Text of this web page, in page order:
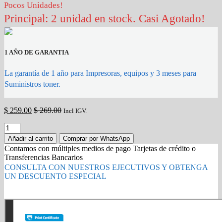
Pocos Unidades!
Principal: 2 unidad en stock. Casi Agotado!
1 AÑO DE GARANTIA
La garantía de 1 año para Impresoras, equipos y 3 meses para
Suministros toner.
$ 259.00 $269.00 Incl IGV.
tambor
xerox
013R00686
para
altalink
B8100
/
/
Añadir al carrito Comprar por WhatsApp
Contamos con múltiples medios de pago Tarjetas de crédito o
Transferencias Bancarios
CONSULTA CON NUESTROS EJECUTIVOS Y OBTENGA
UN DESCUENTO ESPECIAL